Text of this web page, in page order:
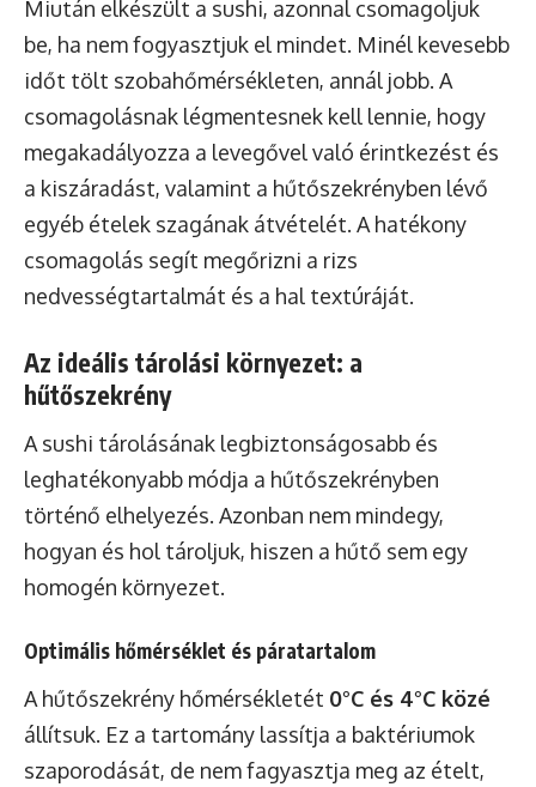
Miután elkészült a sushi, azonnal csomagoljuk
be, ha nem fogyasztjuk el mindet. Minél kevesebb
időt tölt szobahőmérsékleten, annál jobb. A
csomagolásnak légmentesnek kell lennie, hogy
megakadályozza a levegővel való érintkezést és
a kiszáradást, valamint a hűtőszekrényben lévő
egyéb ételek szagának átvételét. A hatékony
csomagolás segít megőrizni a rizs
nedvességtartalmát és a hal textúráját.
Az ideális tárolási környezet: a
hűtőszekrény
A sushi tárolásának legbiztonságosabb és
leghatékonyabb módja a hűtőszekrényben
történő elhelyezés. Azonban nem mindegy,
hogyan és hol tároljuk, hiszen a hűtő sem egy
homogén környezet.
Optimális hőmérséklet és páratartalom
A hűtőszekrény hőmérsékletét 0°C és 4°C közé
állítsuk. Ez a tartomány lassítja a baktériumok
szaporodását, de nem fagyasztja meg az ételt,